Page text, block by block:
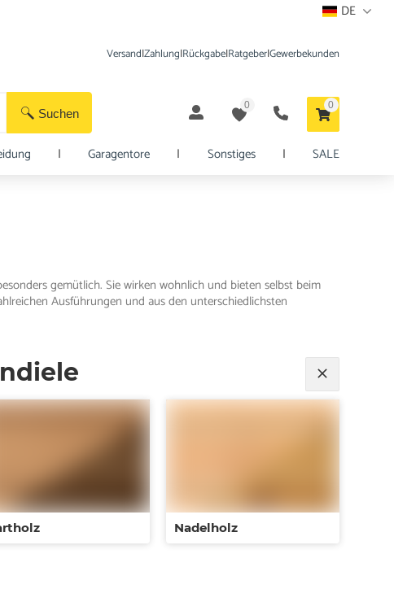
DE
Suchen
Versand|Zahlung|Rückgabe|Ratgeber|Gewerbekunden
0 0
| Garagentore | Sonstiges | SALE
gemütlich. Sie wirken wohnlich und bieten selbst beim
Ausführungen und aus den unterschiedlichsten
Nadelholz